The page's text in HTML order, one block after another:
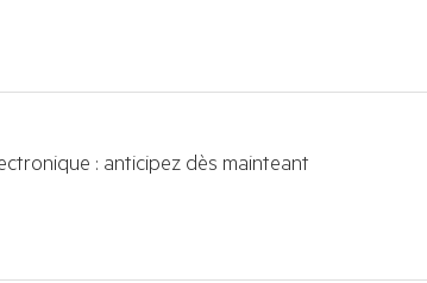
: anticipez dès mainteant